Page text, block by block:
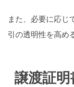
また、必要に応じ
引の透明性を高め
譲渡証